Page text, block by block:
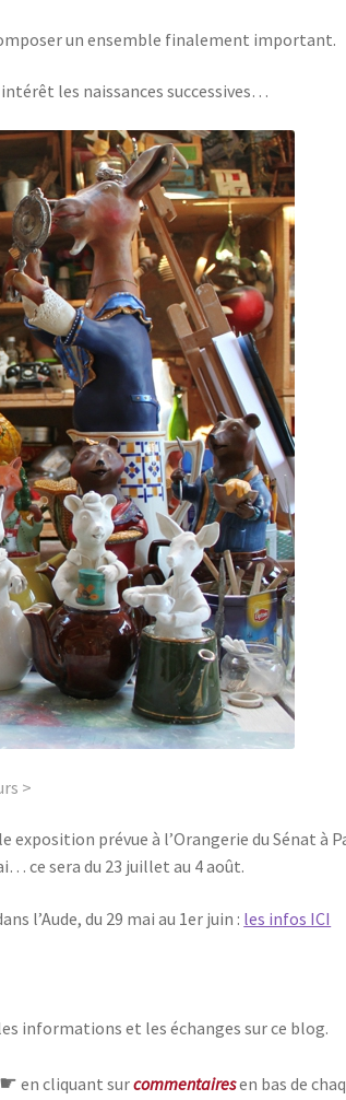
un ensemble finalement important.
les naissances successives…
>
prévue à l’Orangerie du Sénat à
ce sera du 23 juillet au 4 août.
l’Aude, du 29 mai au 1er juin : les infos ICI
informations et les échanges sur ce blog.
☛ en cliquant surcommentairesen bas de